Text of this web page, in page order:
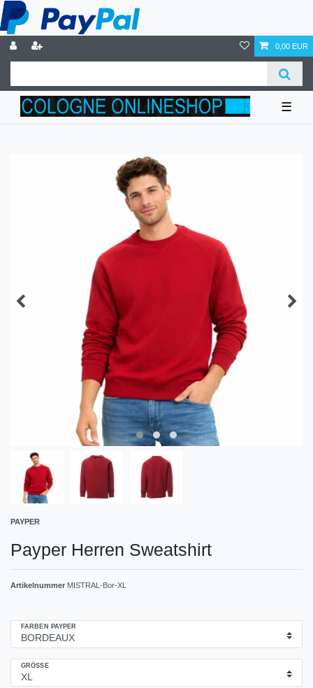
0,00 EUR
☰
PAYPER
Payper Herren Sweatshirt
Artikelnummer MISTRAL-Bor-XL
FARBEN PAYPER
GRÖSSE